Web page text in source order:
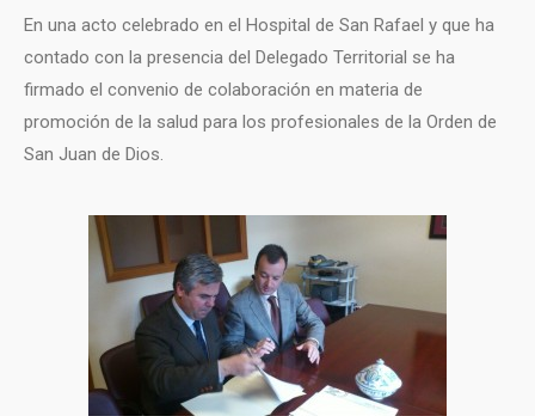
En una acto celebrado en el Hospital de San Rafael y que ha
contado con la presencia del Delegado Territorial se ha
firmado el convenio de colaboración en materia de
promoción de la salud para los profesionales de la Orden de
San Juan de Dios.